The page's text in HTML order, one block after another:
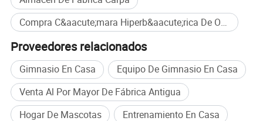
cámara de oxígeno presurizado de oxígeno medicinal para
adultos, cámara de oxígeno para lactantes
Compra C&aacute;mara Hiperb&aacute;rica De Ox&iacute;geno HBOT al por mayor
Proveedores relacionados
Gimnasio En Casa
Equipo De Gimnasio En Casa
Venta Al Por Mayor De Fábrica Antigua
Hogar De Mascotas
Entrenamiento En Casa